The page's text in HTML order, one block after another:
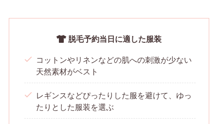
脱毛予約当日に適した服装
コットンやリネンなどの肌への刺激が少ない
天然素材がベスト
レギンスなどぴったりした服を避けて、ゆっ
たりとした服装を選ぶ